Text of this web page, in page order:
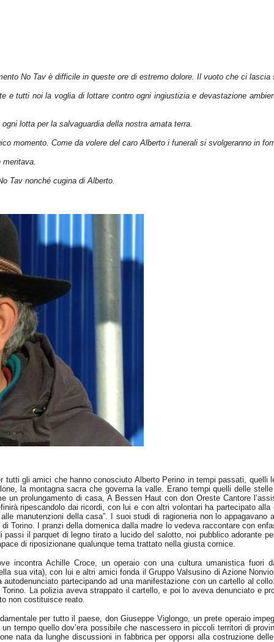
No Tav è difficile in queste ore di estremo dolore. Il vuoto che ci lascia
e tutti noi la voglia di lottare contro ogni ingiustizia e devastazione
lotta per la salvaguardia della nostra amata terra.
momento. Come da volere del caro Alberto i funerali si svolgeranno in
meritava.
Tav nonché cugina di Alberto.
tutti gli amici che hanno conosciuto Alberto Perino in tempi passati,
, la montagna sacra che governa la valle. Erano tempi quelli delle
un prolungamento di casa, A Bessen Haut con don Oreste Cantore
ripescandolo dai ricordi, con lui e con altri volontari ha partecipato
manutenzioni della casa”. I suoi studi di ragioneria non lo
Torino. I pranzi della domenica dalla madre lo vedeva raccontare con
il parquet di legno tirato a lucido del salotto, noi pubblico adorante
di riposizionane qualunque tema trattato nella giusta cornice.
incontra Achille Croce, un operaio con una cultura umanistica fuori
sua vita), con lui e altri amici fonda il GruppoValsusino di Azione
partecipando ad una manifestazione con un cartello al
La polizia aveva strappato il cartello, e poi lo aveva denunciato e
non costituisce reato.
per tutto il paese, don Giuseppe Viglongo, un prete operaio
tempo quello dov’era possibile che nascessero in piccoli territori di
nata da lunghe discussioni in fabbrica per opporsi alla costruzione